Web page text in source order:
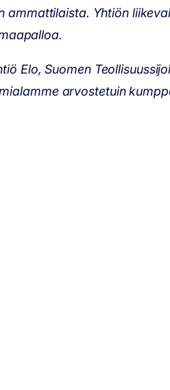
Yhtiön
Elo, Suomen
arvostetuin